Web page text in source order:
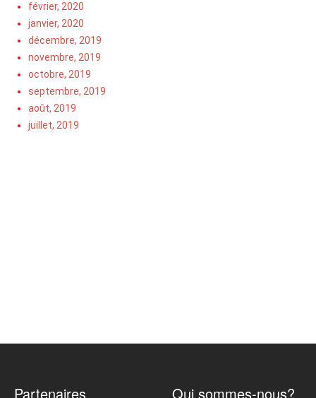
février, 2020
janvier, 2020
décembre, 2019
novembre, 2019
octobre, 2019
septembre, 2019
août, 2019
juillet, 2019
Partenaires Qui sommes-nous?